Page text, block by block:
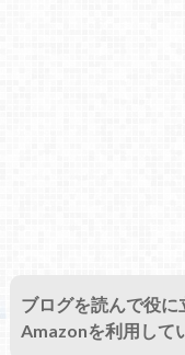
ブログを読んで役
Amazonを利用して